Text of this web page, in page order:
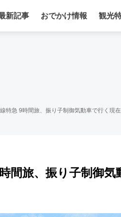
新記事 おでかけ情報 観光
特急 9時間旅、振り子制御気動車で行く現
間旅、振り子制御気